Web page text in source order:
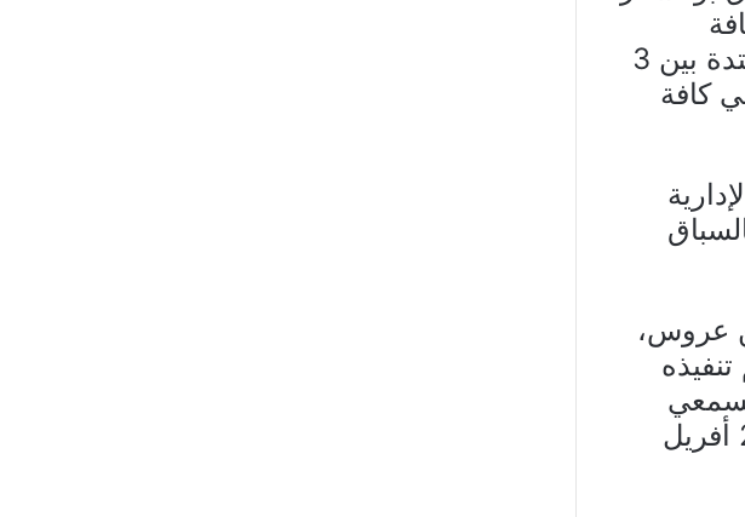
الشروط الدستورية والقانونية، وتقدم بترشحه خلال الفترة الممتدة بين 3
كافة
عروس،
تنفيذه
والبصري “الهايكا”، ضد القناة التلفزية الخاصة “نسمة” بتاريخ 25 أفريل